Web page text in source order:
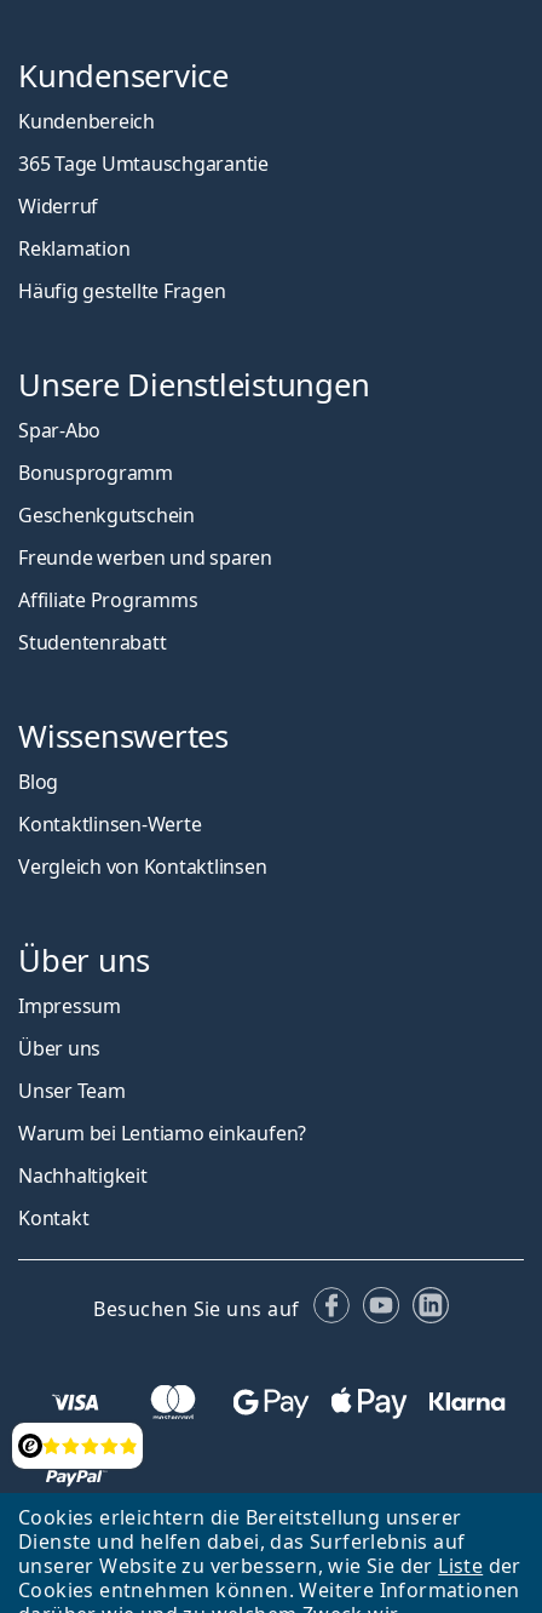
Cookies erleichtern die Bereitstellung unserer
Dienste und helfen dabei, das Surferlebnis auf
unserer Website zu verbessern, wie Sie der Liste der
Cookies entnehmen können. Weitere Informationen
Bewertung
Kundenservice
Kundenbereich
365 Tage Umtauschgarantie
Widerruf
Reklamation
Häufig gestellte Fragen
Unsere Dienstleistungen
Spar-Abo
Bonusprogramm
Geschenkgutschein
Freunde werben und sparen
Affiliate Programms
Studentenrabatt
Wissenswertes
Blog
Kontaktlinsen-Werte
Vergleich von Kontaktlinsen
Über uns
Impressum
Über uns
Unser Team
Warum bei Lentiamo einkaufen?
Nachhaltigkeit
Kontakt
Besuchen Sie uns auf Facebook
YouTubeLinkedIn
Zurück zur Hauptseite
Nach oben
Lentiamo s.r.o., Tschechien ist Eigentümer und Betreiber des Online-